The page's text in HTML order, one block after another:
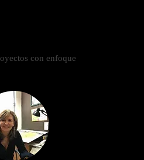
con enfoque